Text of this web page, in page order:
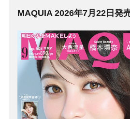
MAQUIA 2026年7月22日発